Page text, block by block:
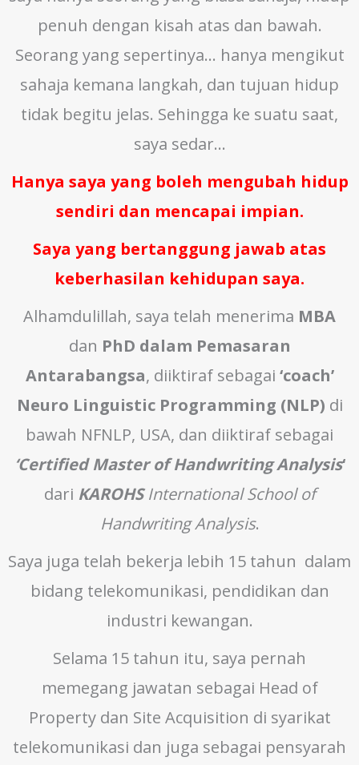
penuh dengan kisah atas dan bawah.
Seorang yang sepertinya… hanya mengikut
sahaja kemana langkah, dan tujuan hidup
tidak begitu jelas. Sehingga ke suatu saat,
saya sedar…
Hanya saya yang boleh mengubah hidup
sendiri dan mencapai impian.
Saya yang bertanggung jawab atas
keberhasilan kehidupan saya.
Alhamdulillah, saya telah menerima MBA
dan PhD dalam Pemasaran
Antarabangsa, diiktiraf sebagai ‘coach’
Neuro Linguistic Programming (NLP) di
bawah NFNLP, USA, dan diiktiraf sebagai
‘Certified Master of Handwriting Analysis‘
dari KAROHSInternational School of
Handwriting Analysis.
Saya juga telah bekerja lebih 15 tahun dalam
bidang telekomunikasi, pendidikan dan
industri kewangan.
Selama 15 tahun itu, saya pernah
memegang jawatan sebagai Head of
Property dan Site Acquisition di syarikat
telekomunikasi dan juga sebagai pensyarah